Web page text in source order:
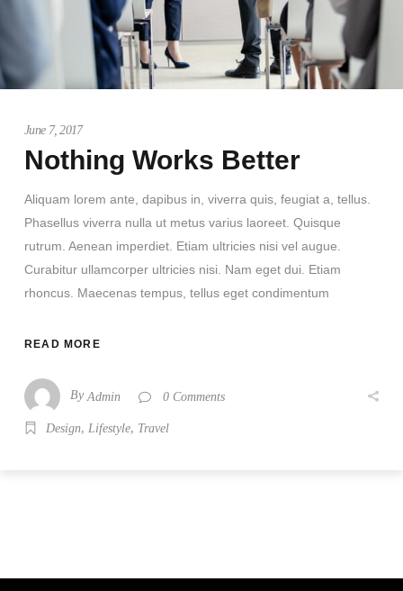
June 7, 2017
Nothing Works Better
Aliquam lorem ante, dapibus in, viverra quis, feugiat a, tellus.
Phasellus viverra nulla ut metus varius laoreet. Quisque
rutrum. Aenean imperdiet. Etiam ultricies nisi vel augue.
Curabitur ullamcorper ultricies nisi. Nam eget dui. Etiam
rhoncus. Maecenas tempus, tellus eget condimentum
READ MORE
By Admin 0 Comments
Design, Lifestyle, Travel